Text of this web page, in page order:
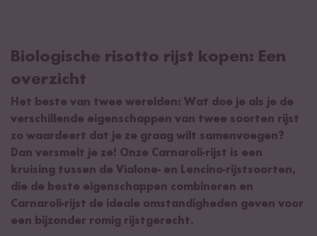
Biologische risotto rijst kopen: Een
overzicht
Het beste van twee werelden: Wat doe je als je de
verschillende eigenschappen van twee soorten rijst
zo waardeert dat je ze graag wilt samenvoegen?
Dan versmelt je ze! Onze Carnaroli-rijst is een
kruising tussen de Vialone- en Lencino-rijstsoorten,
die de beste eigenschappen combineren en
Carnaroli-rijst de ideale omstandigheden geven voor
een bijzonder romig rijstgerecht.